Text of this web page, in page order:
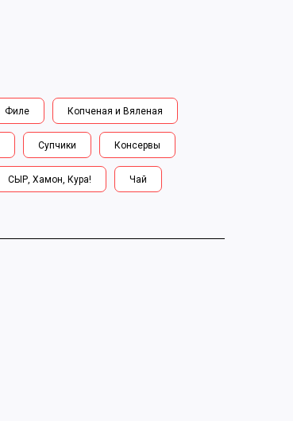
Филе Копченая и Вяленая
Супчики Консервы
СЫР, Хамон, Кура! Чай